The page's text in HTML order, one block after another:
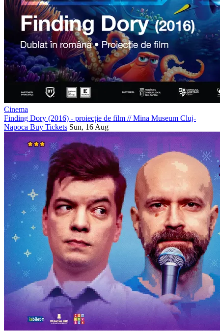
Cinema
Finding Dory (2016) - proiecție de film //Mina Museum Cluj-
Napoca Buy Tickets Sun, 16 Aug